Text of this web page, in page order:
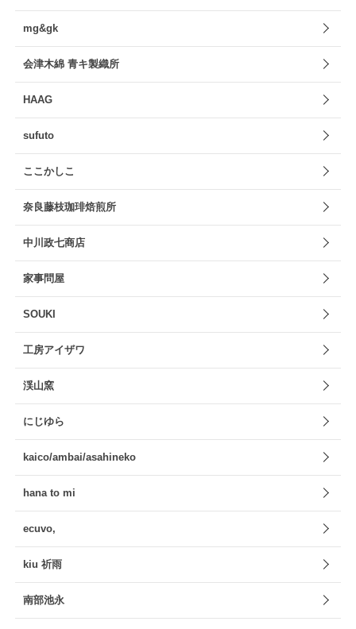
mg&gk
会津木綿 青キ製織所
HAAG
sufuto
ここかしこ
奈良藤枝珈琲焙煎所
中川政七商店
家事問屋
SOUKI
工房アイザワ
渓山窯
にじゆら
kaico/ambai/asahineko
hana to mi
ecuvo,
kiu 祈雨
南部池永